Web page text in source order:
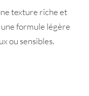
texture riche et
formule légère
ou sensibles.